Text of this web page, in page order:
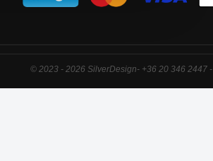
© 2023 - 2026 SilverDesign- +36 20 346 2447 -